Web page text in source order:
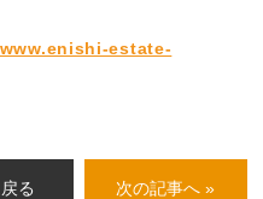
estate-
る 次の記事へ »